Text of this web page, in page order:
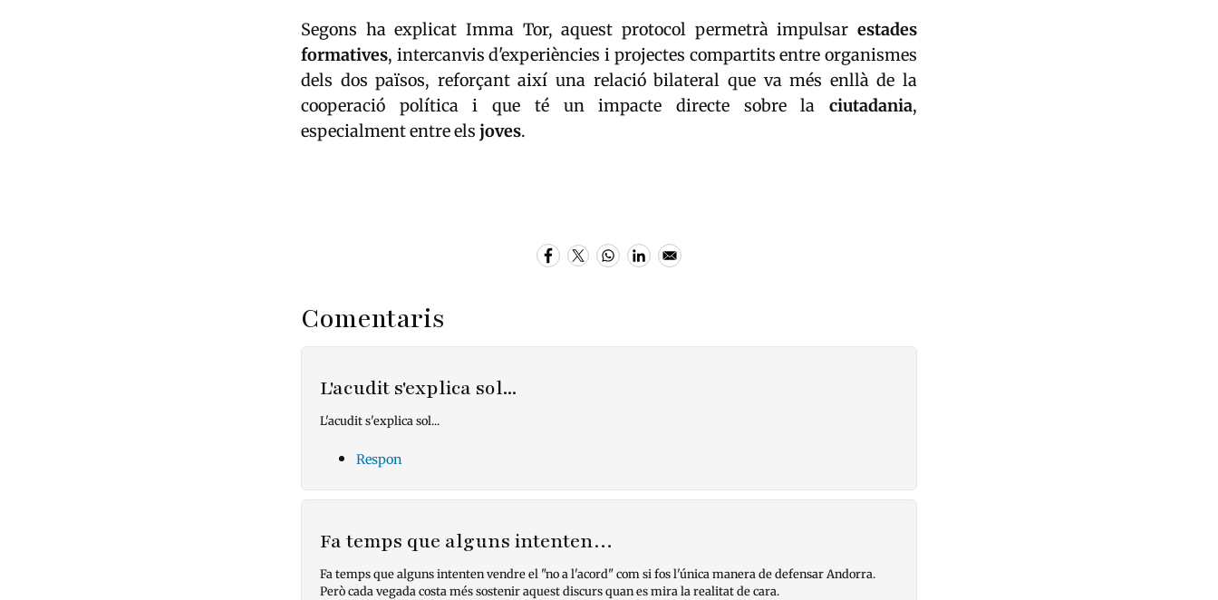
Segons ha explicat Imma Tor, aquest protocol permetrà impulsar estades
formatives, intercanvis d'experiències i projectes compartits entre organismes
dels dos països, reforçant així una relació bilateral que va més enllà de la
cooperació política i que té un impacte directe sobre la ciutadania,
especialment entre els joves.
Comentaris
L'acudit s'explica sol...
L'acudit s'explica sol...
Respon
Fa temps que alguns intenten…
Fa temps que alguns intenten vendre el "no a l'acord" com si fos l'única manera de defensar Andorra.
Però cada vegada costa més sostenir aquest discurs quan es mira la realitat de cara.